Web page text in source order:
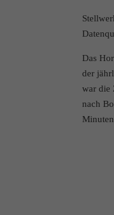
Das
der
war die
nach